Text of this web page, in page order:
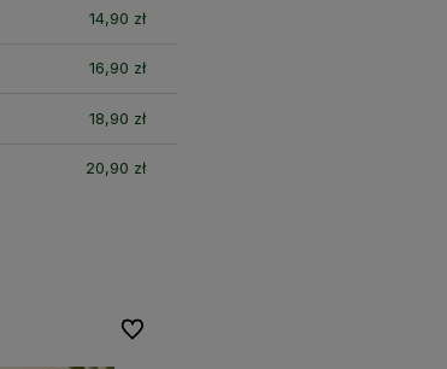
14,90 zł
16,90 zł
18,90 zł
20,90 zł
Do ulubionych
Do ulubionych